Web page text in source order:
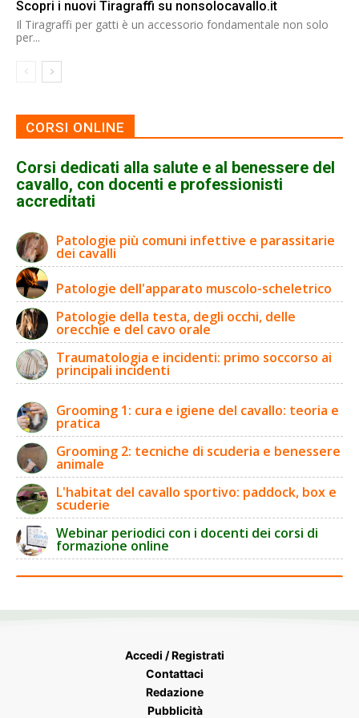
Scopri i nuovi Tiragraffi su nonsolocavallo.it
Il Tiragraffi per gatti è un accessorio fondamentale non solo
per...
CORSI ONLINE
Corsi dedicati alla salute e al benessere del
cavallo, con docenti e professionisti
accreditati
Patologie più comuni infettive e parassitarie
dei cavalli
Patologie dell'apparato muscolo-scheletrico
Patologie della testa, degli occhi, delle
orecchie e del cavo orale
Traumatologia e incidenti: primo soccorso ai
principali incidenti
Grooming 1: cura e igiene del cavallo: teoria e
pratica
Grooming 2: tecniche di scuderia e benessere
animale
L'habitat del cavallo sportivo: paddock, box e
scuderie
Webinar periodici con i docenti dei corsi di
formazione online
Accedi / Registrati
Contattaci
Redazione
Pubblicità